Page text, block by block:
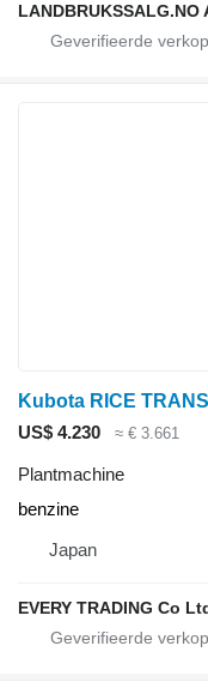
LANDBRUKSSALG.NO
Kubota RICE
US$ 4.230
≈ € 3.661
Plantmachine
benzine
Japan
EVERY TRADING Co